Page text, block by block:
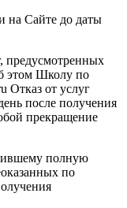
на Сайте до даты
предусмотренных
этом Школу по
Отказ от услуг
после получения
прекращение
полную
по